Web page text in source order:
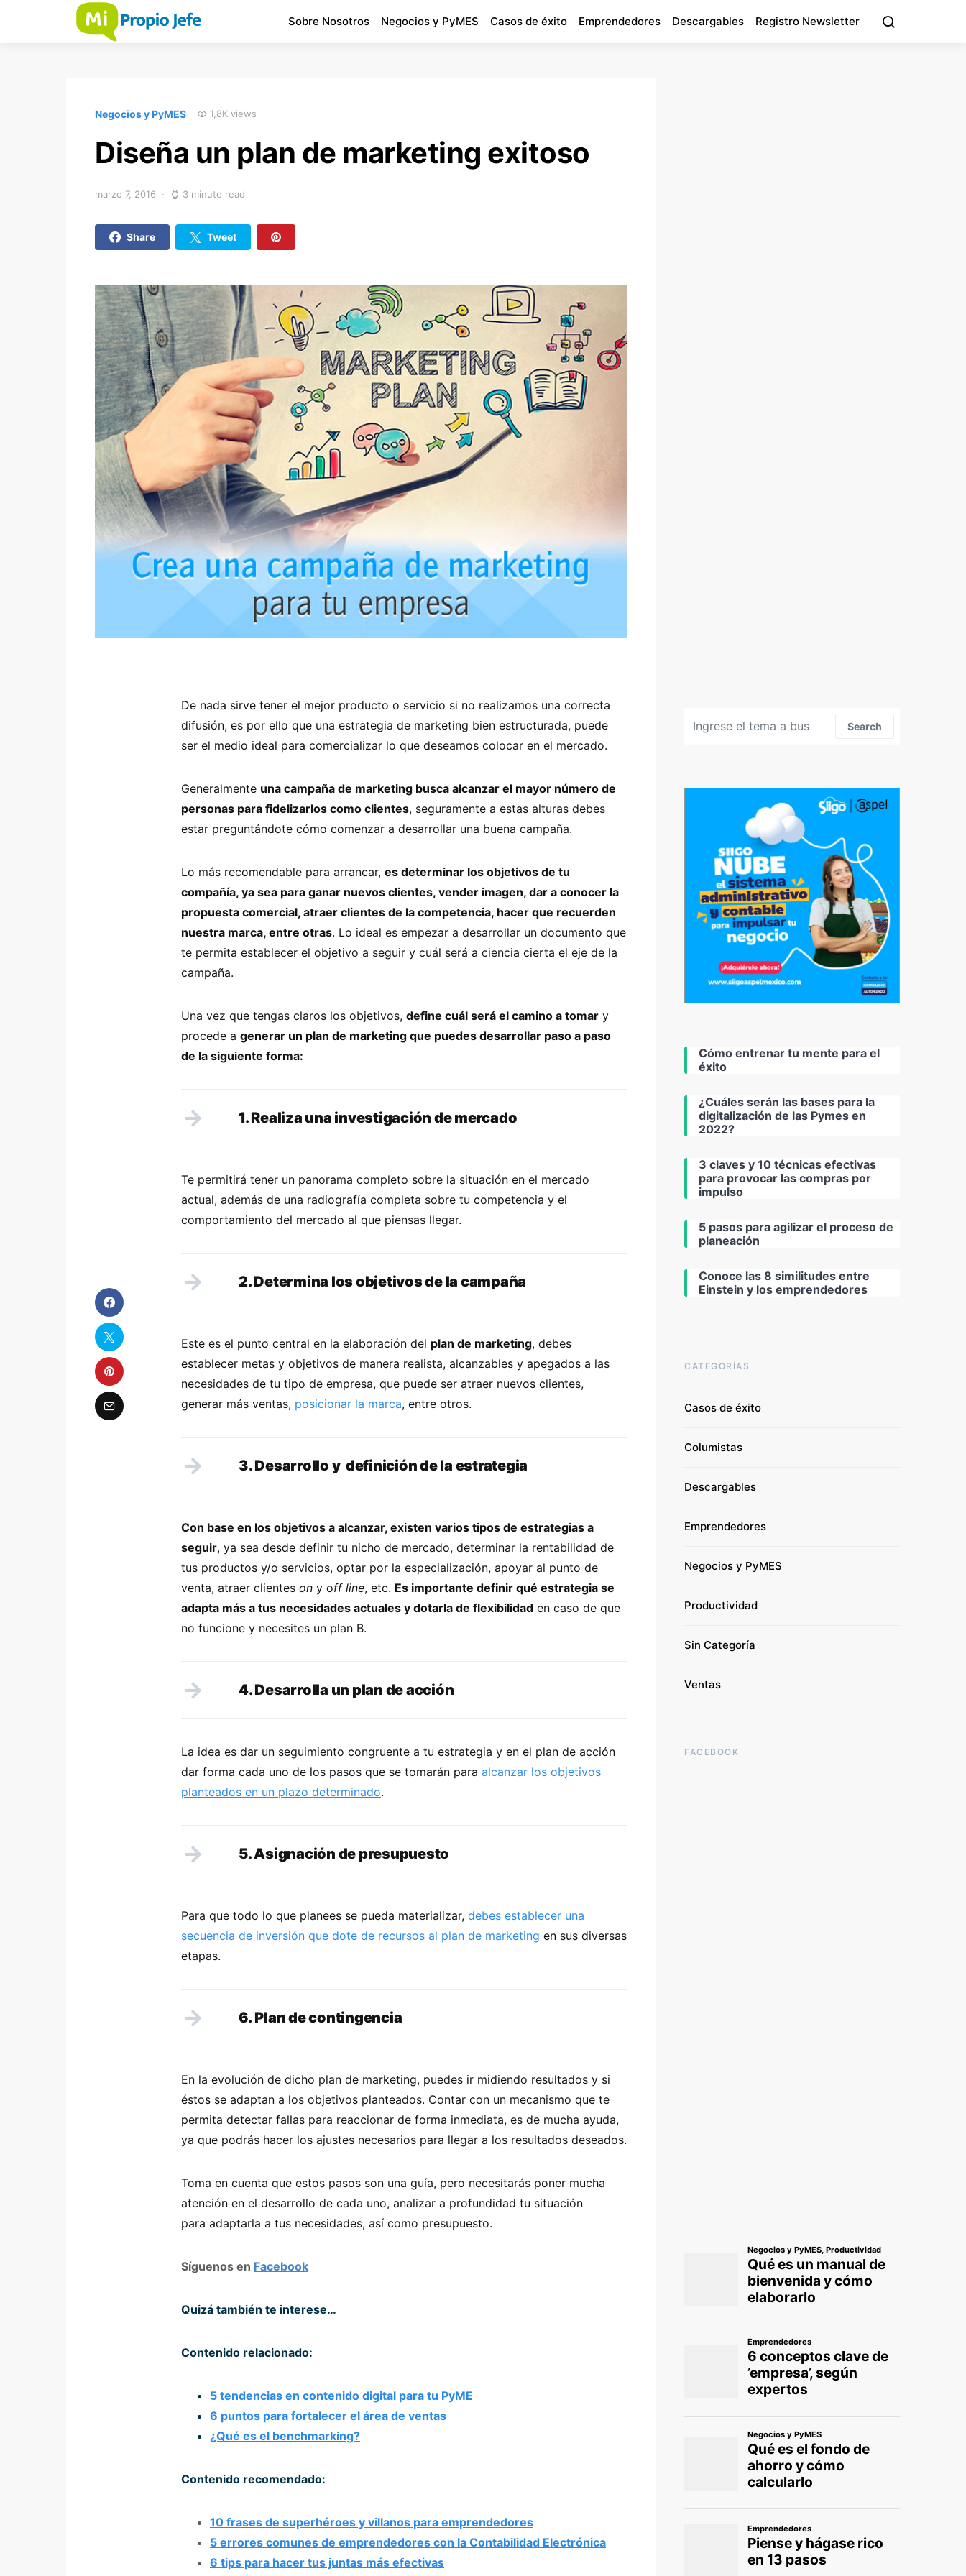
Sobre Nosotros Negocios y PyMES Casos de éxito Emprendedores Descargables Registro Newsletter
Negocios y PyMES 1,8K views
Diseña un plan de marketing exitoso
marzo 7, 2016 3 minute read
Share Tweet
De nada sirve tener el mejor producto o servicio si no realizamos una correcta
difusión, es por ello que una estrategia de marketing bien estructurada, puede
ser el medio ideal para comercializar lo que deseamos colocar en el mercado.
Generalmente una campaña de marketing busca alcanzar el mayor número de
personas para fidelizarlos como clientes, seguramente a estas alturas debes
estar preguntándote cómo comenzar a desarrollar una buena campaña.
Lo más recomendable para arrancar, es determinar los objetivos de tu
compañía, ya sea para ganar nuevos clientes, vender imagen, dar a conocer la
propuesta comercial, atraer clientes de la competencia, hacer que recuerden
nuestra marca, entre otras. Lo ideal es empezar a desarrollar un documento que
te permita establecer el objetivo a seguir y cuál será a ciencia cierta el eje de la
campaña.
Una vez que tengas claros los objetivos, define cuál será el camino a tomar y
procede a generar un plan de marketing que puedes desarrollar paso a paso
de la siguiente forma:
1. Realiza una investigación de mercado
Te permitirá tener un panorama completo sobre la situación en el mercado
actual, además de una radiografía completa sobre tu competencia y el
comportamiento del mercado al que piensas llegar.
2. Determina los objetivos de la campaña
Este es el punto central en la elaboración del plan de marketing, debes
establecer metas y objetivos de manera realista, alcanzables y apegados a las
necesidades de tu tipo de empresa, que puede ser atraer nuevos clientes,
generar más ventas, posicionar la marca, entre otros.
3. Desarrollo y definición de la estrategia
Con base en los objetivos a alcanzar, existen varios tipos de estrategias a
seguir, ya sea desde definir tu nicho de mercado, determinar la rentabilidad de
tus productos y/o servicios, optar por la especialización, apoyar al punto de
venta, atraer clientes on y off line, etc. Es importante definir qué estrategia se
adapta más a tus necesidades actuales y dotarla de flexibilidad en caso de que
no funcione y necesites un plan B.
4. Desarrolla un plan de acción
La idea es dar un seguimiento congruente a tu estrategia y en el plan de acción
dar forma cada uno de los pasos que se tomarán para alcanzar los objetivos
planteados en un plazo determinado.
5. Asignación de presupuesto
Para que todo lo que planees se pueda materializar, debes establecer una
secuencia de inversión que dote de recursos al plan de marketing en sus diversas
etapas.
6. Plan de contingencia
En la evolución de dicho plan de marketing, puedes ir midiendo resultados y si
éstos se adaptan a los objetivos planteados. Contar con un mecanismo que te
permita detectar fallas para reaccionar de forma inmediata, es de mucha ayuda,
ya que podrás hacer los ajustes necesarios para llegar a los resultados deseados.
Toma en cuenta que estos pasos son una guía, pero necesitarás poner mucha
atención en el desarrollo de cada uno, analizar a profundidad tu situación
para adaptarla a tus necesidades, así como presupuesto.
Síguenos en Facebook
Quizá también te interese…
Contenido relacionado:
5 tendencias en contenido digital para tu PyME
6 puntos para fortalecer el área de ventas
¿Qué es el benchmarking?
Contenido recomendado:
10 frases de superhéroes y villanos para emprendedores
5 errores comunes de emprendedores con la Contabilidad Electrónica
6 tips para hacer tus juntas más efectivas
Search
Cómo entrenar tu mente para el
éxito
¿Cuáles serán las bases para la
digitalización de las Pymes en
2022?
3 claves y 10 técnicas efectivas
para provocar las compras por
impulso
5 pasos para agilizar el proceso de
planeación
Conoce las 8 similitudes entre
Einstein y los emprendedores
CATEGORÍAS
Casos de éxito
Columistas
Descargables
Emprendedores
Negocios y PyMES
Productividad
Sin Categoría
Ventas
FACEBOOK